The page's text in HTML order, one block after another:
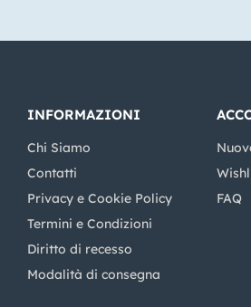
INFORMAZIONI
Chi Siamo
Contatti
Privacy e Cookie Policy
Termini e Condizioni
Diritto di recesso
Modalità di consegna
FAQ